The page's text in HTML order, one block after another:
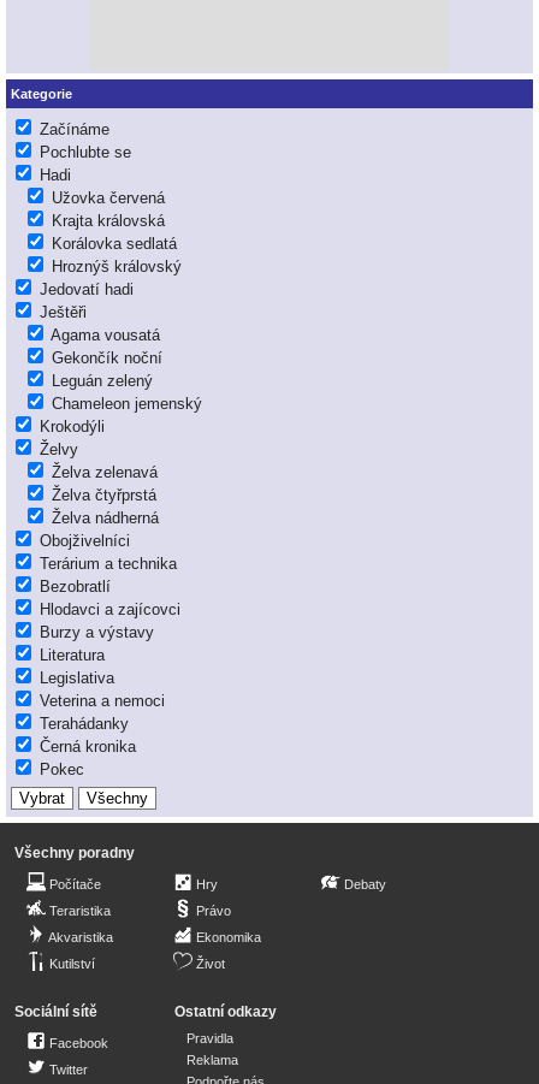
Kategorie
Začínáme
Pochlubte se
Hadi
Užovka červená
Krajta královská
Korálovka sedlatá
Hroznýš královský
Jedovatí hadi
Ještěři
Agama vousatá
Gekončík noční
Leguán zelený
Chameleon jemenský
Krokodýli
Želvy
Želva zelenavá
Želva čtyřprstá
Želva nádherná
Obojživelníci
Terárium a technika
Bezobratlí
Hlodavci a zajícovci
Burzy a výstavy
Literatura
Legislativa
Veterina a nemoci
Terahádanky
Černá kronika
Pokec
Všechny poradny
Počítače
Teraristika
Akvaristika
Kutilství
Hry
Právo
Ekonomika
Život
Debaty
Sociální sítě
Facebook
Twitter
Ostatní odkazy
Pravidla
Reklama